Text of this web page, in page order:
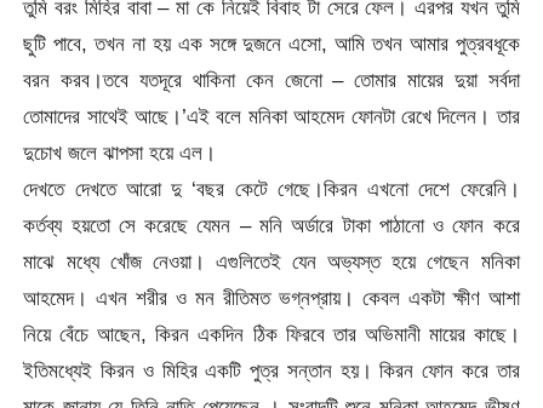
তুমি বরং মিহির বাবা – মা কে নিয়েই বিবাহ টা সেরে ফেল। এরপর যখন তুমি
ছুটি পাবে, তখন না হয় এক সঙ্গে দুজনে এসো, আমি তখন আমার পুত্রবধূকে
বরন করব।তবে যতদূরে থাকিনা কেন জেনো – তোমার মায়ের দুয়া সর্বদা
তোমাদের সাথেই আছে।’এই বলে মনিকা আহমেদ ফোনটা রেখে দিলেন। তার
দুচোখ জলে ঝাপসা হয়ে এল।
দেখতে দেখতে আরো দু ‘বছর কেটে গেছে।কিরন এখনো দেশে ফেরেনি।
কর্তব্য হয়তো সে করেছে যেমন – মনি অর্ডারে টাকা পাঠানো ও ফোন করে
মাঝে মধ্যে খোঁজ নেওয়া। এগুলিতেই যেন অভ্যস্ত হয়ে গেছেন মনিকা
আহমেদ। এখন শরীর ও মন রীতিমত ভগ্নপ্রায়। কেবল একটা ক্ষীণ আশা
নিয়ে বেঁচে আছেন, কিরন একদিন ঠিক ফিরবে তার অভিমানী মায়ের কাছে।
ইতিমধ্যেই কিরন ও মিহির একটি পুত্র সন্তান হয়। কিরন ফোন করে তার